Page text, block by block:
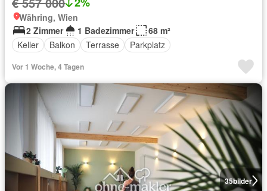
Währing, Wien
2 Zimmer
1 Badezimmer
68 m²
Keller
Balkon Terrasse Parkplatz
Vor 1 Woche, 4 Tagen
35bilder